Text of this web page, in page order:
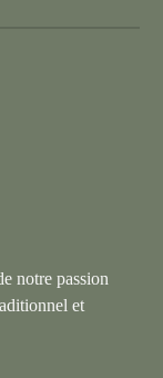
notre passion
et